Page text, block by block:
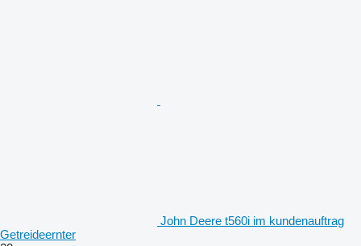
John Deere t560i im kundenauftrag
Getreideernter